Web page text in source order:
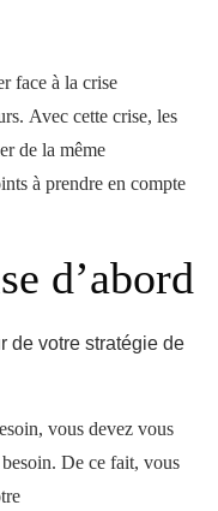
face à la crise
Avec cette crise, les
de la même
à prendre en compte
d’abord
vous devez vous
besoin. De ce fait, vous